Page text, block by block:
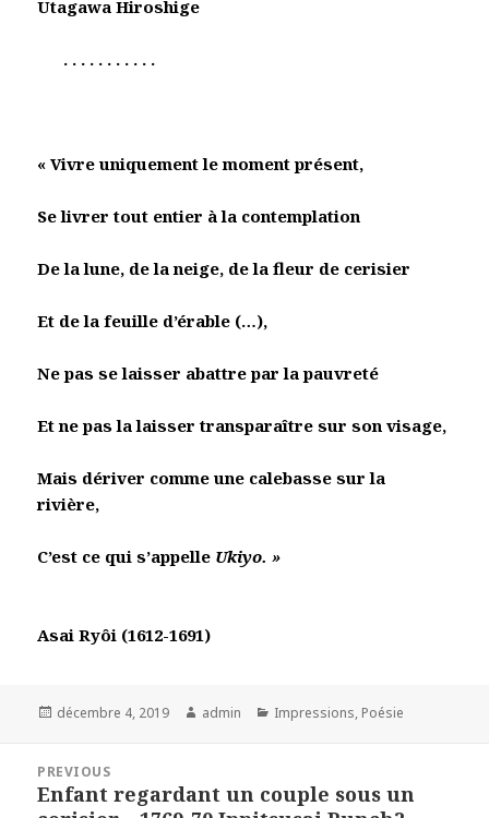
Utagawa Hiroshige
. . . . . . . . . . .
« Vivre uniquement le moment présent,
Se livrer tout entier à la contemplation
De la lune, de la neige, de la fleur de cerisier
Et de la feuille d’érable (…),
Ne pas se laisser abattre par la pauvreté
Et ne pas la laisser transparaître sur son visage,
Mais dériver comme une calebasse sur la
rivière,
C’est ce qui s’appelle Ukiyo. »
Asai Ryôi (1612-1691)
Posted
décembre 4, 2019 Author
admin Categories
Impressions, Poésie
l’article
PREVIOUS
Previous
Enfant regardant un couple sous un